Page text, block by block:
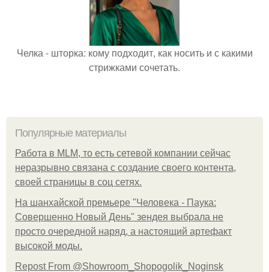
Челка - шторка: кому подходит, как носить и с какими
стрижками сочетать.
Популярные материалы
Работа в MLM, то есть сетевой компании сейчас
неразрывно связана с создание своего контента,
своей страницы в соц сетях.
На шанхайской премьере "Человека - Паука:
Совершенно Новый День" зендея выбрала не
просто очередной наряд, а настоящий артефакт
высокой моды.
Repost From @Showroom_Shopogolik_Noginsk